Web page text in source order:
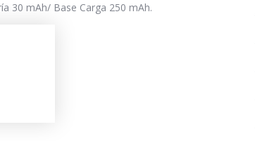
30 mAh/ Base Carga 250 mAh.